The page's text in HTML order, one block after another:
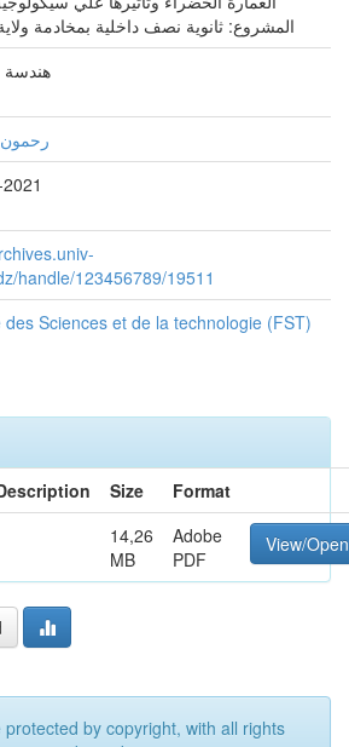
المشروع: ثانوية نصف داخلية بمخادمة
هندسة
handle/123456789/19511
des Sciences et de la technologie (FST)
Size
Format
14,26
MB
Adobe
PDF
View/Open
by copyright, with all rights